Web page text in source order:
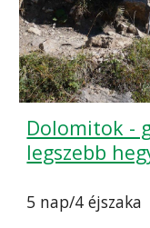
Dolomitok -
legszebb
5 nap/4 éjszaka